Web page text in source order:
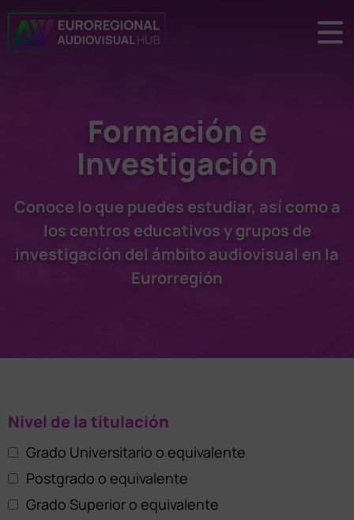
Formación e
Investigación
Conoce lo que puedes estudiar, así como a
los centros educativos y grupos de
investigación del ámbito audiovisual en la
Eurorregión
Nivel de la titulación
Grado Universitario o equivalente
Postgrado o equivalente
Grado Superior o equivalente